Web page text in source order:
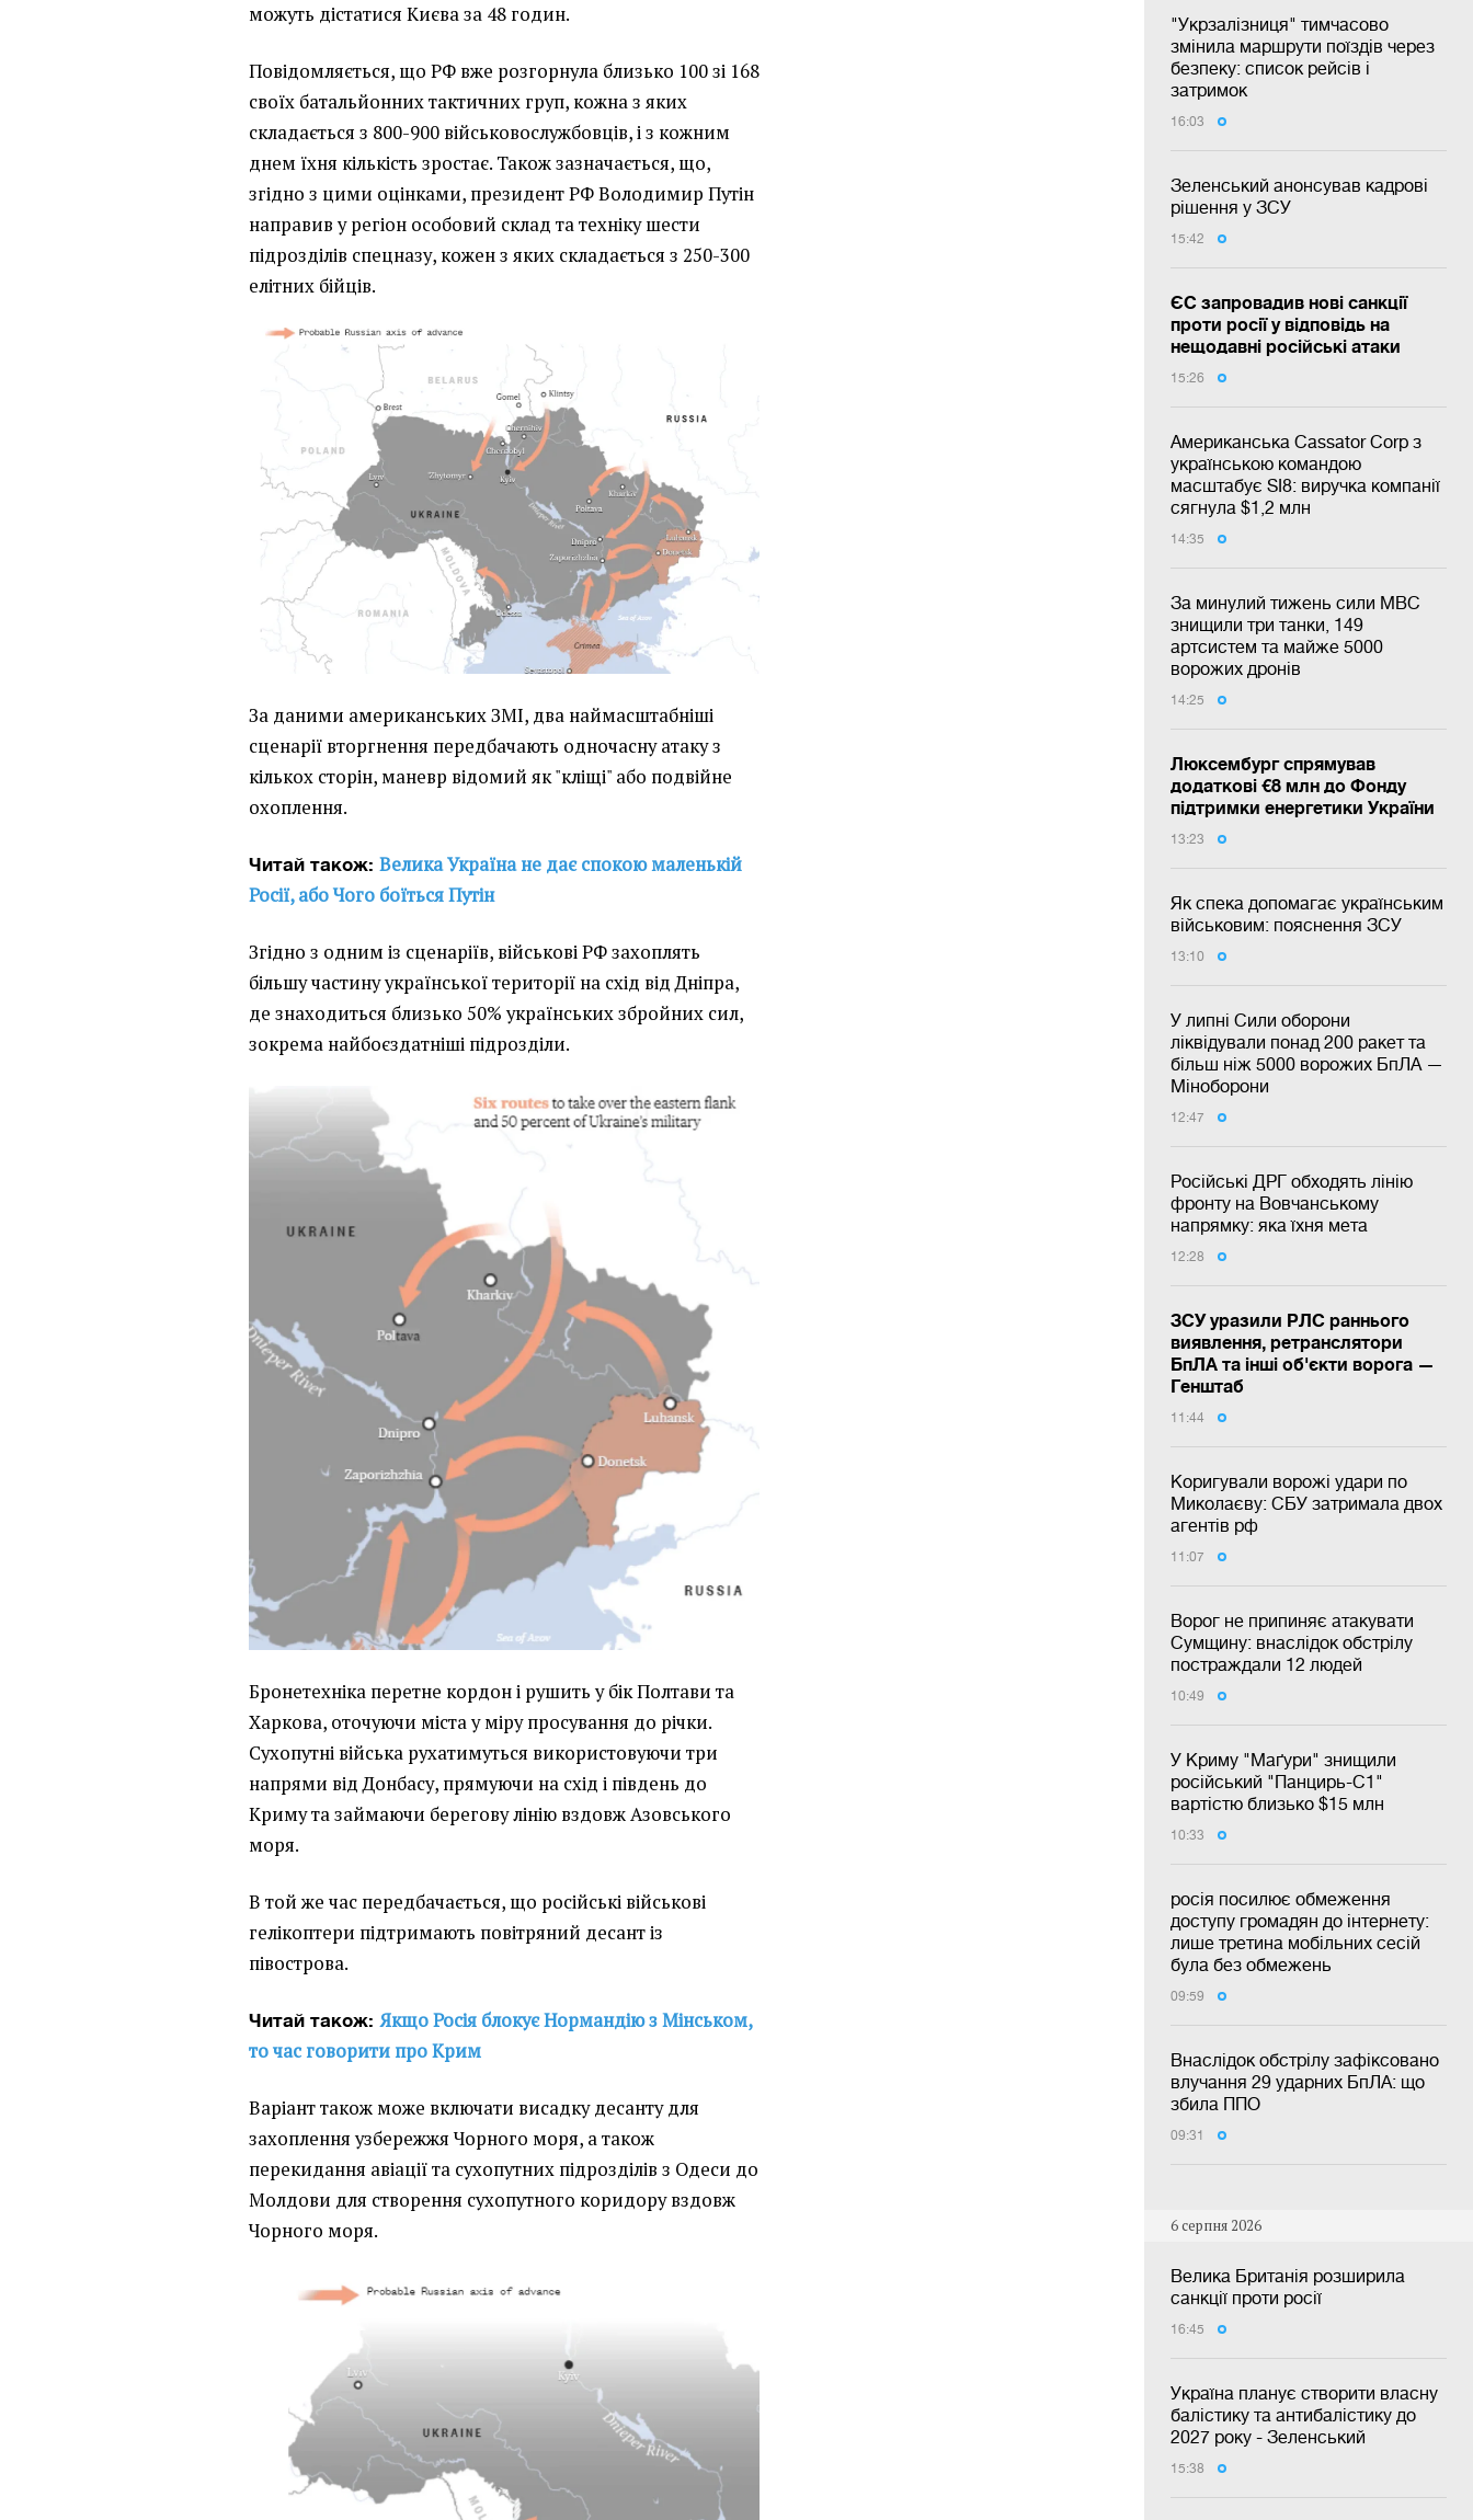
"Укрзалізниця" тимчасово
змінила маршрути поїздів через
безпеку: список рейсів і
затримок
16:03
Зеленський анонсував кадрові
рішення у ЗСУ
15:42
ЄС запровадив нові санкції
проти росії у відповідь на
нещодавні російські атаки
15:26
Американська Cassator Corp з
українською командою
масштабує SI8: виручка компанії
сягнула $1,2 млн
14:35
За минулий тижень сили МВС
знищили три танки, 149
артсистем та майже 5000
ворожих дронів
14:25
Люксембург спрямував
додаткові €8 млн до Фонду
підтримки енергетики України
13:23
Як спека допомагає українським
військовим: пояснення ЗСУ
13:10
У липні Сили оборони
ліквідували понад 200 ракет та
більш ніж 5000 ворожих БпЛА —
Міноборони
12:47
Російські ДРГ обходять лінію
фронту на Вовчанському
напрямку: яка їхня мета
12:28
ЗСУ уразили РЛС раннього
виявлення, ретранслятори
БпЛА та інші об'єкти ворога —
Генштаб
11:44
Коригували ворожі удари по
Миколаєву: СБУ затримала двох
агентів рф
11:07
Ворог не припиняє атакувати
Сумщину: внаслідок обстрілу
постраждали 12 людей
10:49
У Криму "Маґури" знищили
російський "Панцирь-С1"
вартістю близько $15 млн
10:33
росія посилює обмеження
доступу громадян до інтернету:
лише третина мобільних сесій
була без обмежень
09:59
Внаслідок обстрілу зафіксовано
влучання 29 ударних БпЛА: що
збила ППО
09:31
6 серпня 2026
Велика Британія розширила
санкції проти росії
16:45
Україна планує створити власну
балістику та антибалістику до
2027 року - Зеленський
15:38
можуть дістатися Києва за 48 годин.
Повідомляється, що РФ вже розгорнула близько 100 зі 168
своїх батальйонних тактичних груп, кожна з яких
складається з 800-900 військовослужбовців, і з кожним
днем їхня кількість зростає. Також зазначається, що,
згідно з цими оцінками, президент РФ Володимир Путін
направив у регіон особовий склад та техніку шести
підрозділів спецназу, кожен з яких складається з 250-300
елітних бійців.
За даними американських ЗМІ, два наймасштабніші
сценарії вторгнення передбачають одночасну атаку з
кількох сторін, маневр відомий як "кліщі" або подвійне
охоплення.
Читай також:Велика Україна не дає спокою маленькій
Росії, або Чого боїться Путін
Згідно з одним із сценаріїв, військові РФ захоплять
більшу частину української території на схід від Дніпра,
де знаходиться близько 50% українських збройних сил,
зокрема найбоєздатніші підрозділи.
Бронетехніка перетне кордон і рушить у бік Полтави та
Харкова, оточуючи міста у міру просування до річки.
Сухопутні війська рухатимуться використовуючи три
напрями від Донбасу, прямуючи на схід і південь до
Криму та займаючи берегову лінію вздовж Азовського
моря.
В той же час передбачається, що російські військові
гелікоптери підтримають повітряний десант із
півострова.
Читай також:Якщо Росія блокує Нормандію з Мінськом,
то час говорити про Крим
Варіант також може включати висадку десанту для
захоплення узбережжя Чорного моря, а також
перекидання авіації та сухопутних підрозділів з Одеси до
Молдови для створення сухопутного коридору вздовж
Чорного моря.